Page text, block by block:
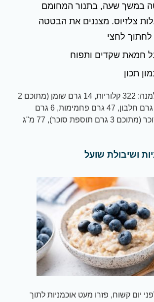
במשך שעה, בתנור המחומם
מעלות צלזיוס. מצננים את הבטטה
לחצי
חמאת שקדים ותפוח
תכון
ערכים תזונתיים למנה: 322 קלוריות, 14 גרם שומן (מתוכם 2
גרם שומן רווי), 9 גרם חלבון, 47 גרם פחמימות, 6 גרם
סיבים, 19 גרם סוכר (מתוכם 3 גרם תוספת סוכר), 77 מ"ג
יום קשוח, פזרו מעט אוכמניות לתוך